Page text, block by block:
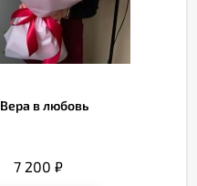
Вера в любовь
7 200 ₽